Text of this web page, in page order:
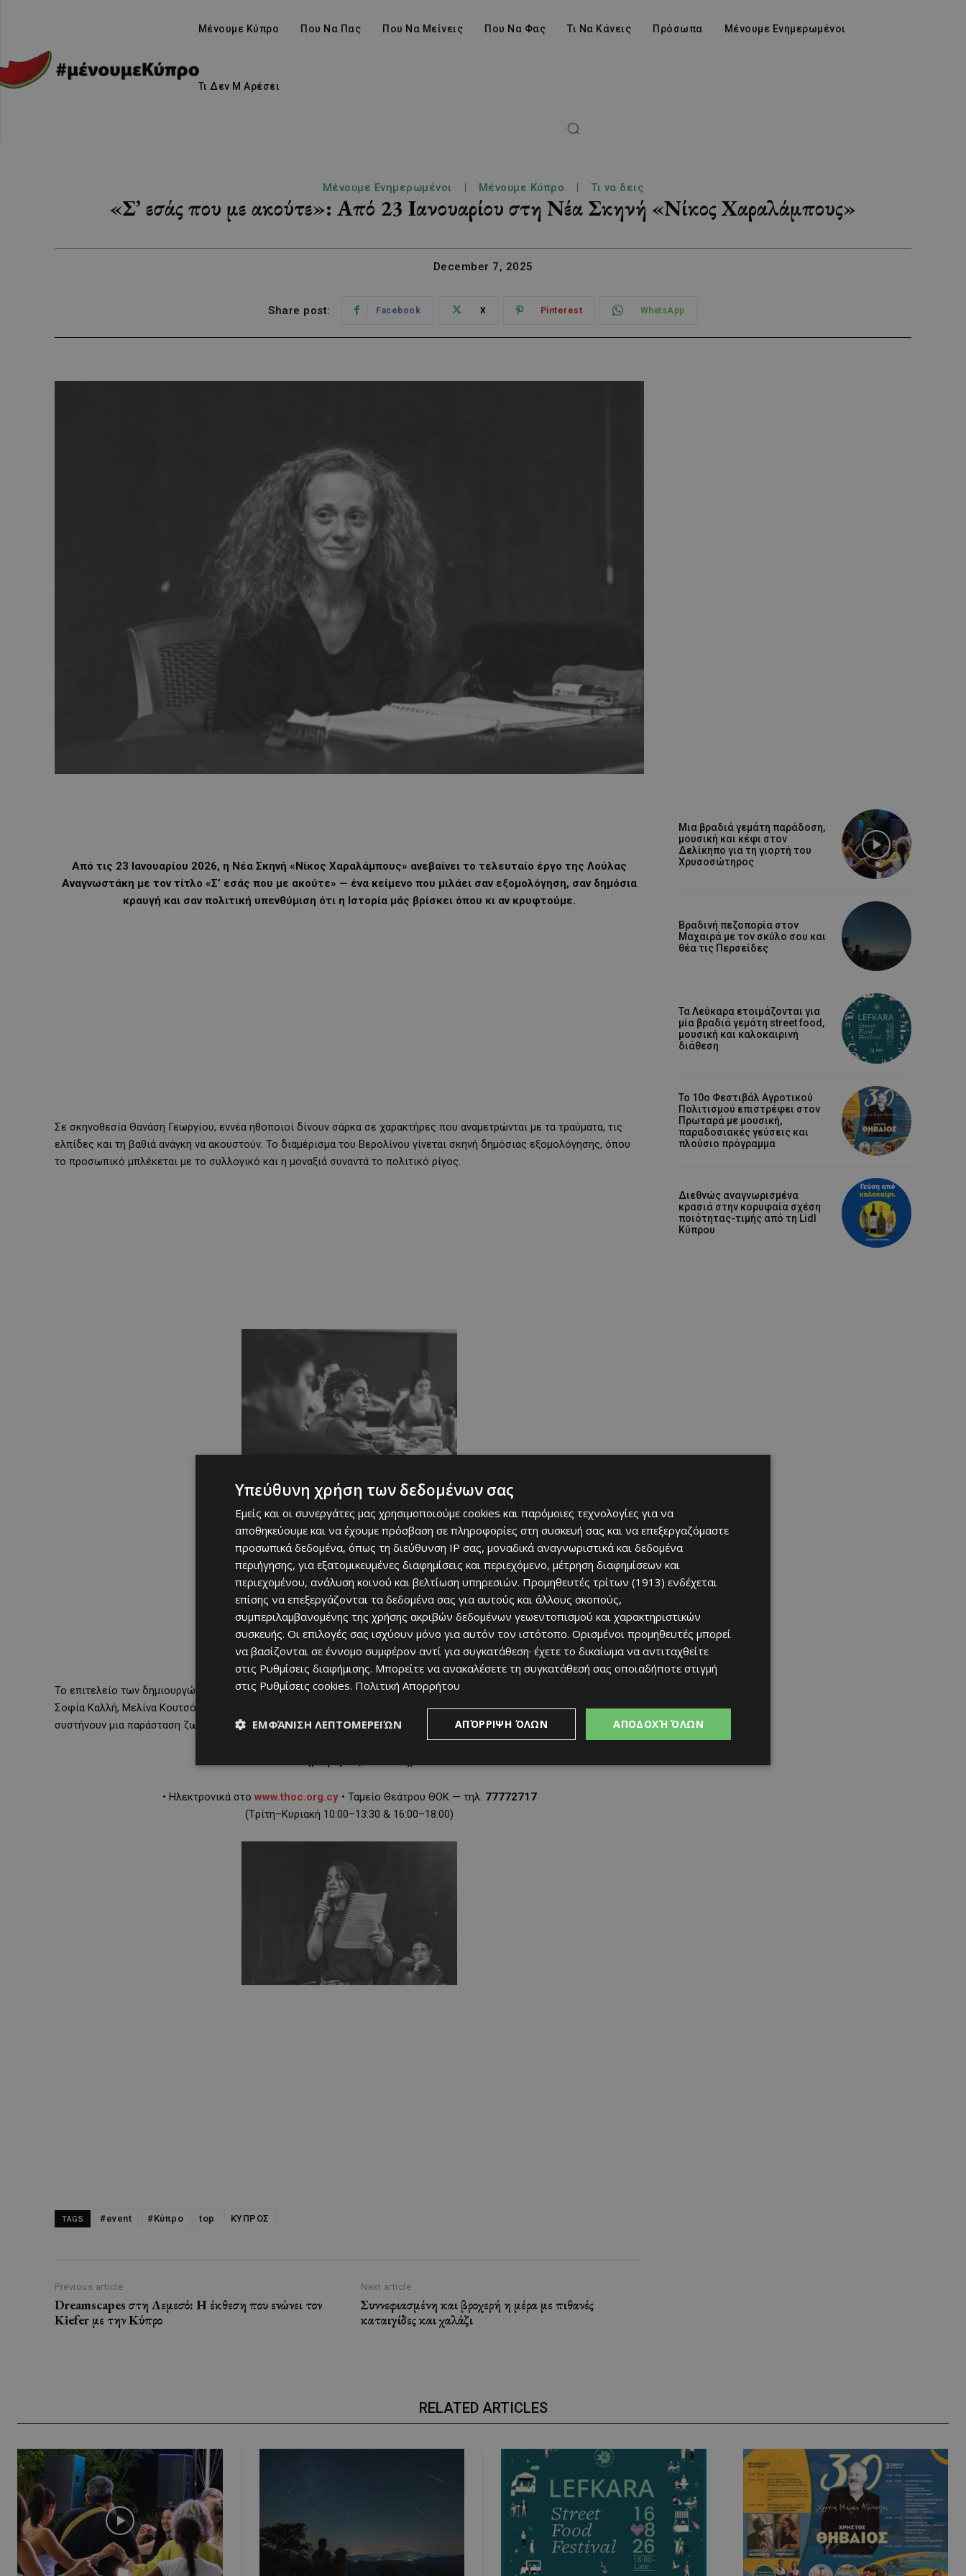
Μένουμε Κύπρο Που Να Πας Που Να Μείνεις Που Να Φας Τι Να Κάνεις Πρόσωπα Μένουμε Ενημερωμένοι
Τι Δεν Μ Αρέσει
Μένουμε Ενημερωμένοι Μένουμε Κύπρο Τι να δεις
«Σ’ εσάς που με ακούτε»: Από 23 Ιανουαρίου στη Νέα Σκηνή «Νίκος Χαραλάμπους»
December 7, 2025
Share post: Facebook X Pinterest WhatsApp
Από τις 23 Ιανουαρίου 2026, η Νέα Σκηνή «Νίκος Χαραλάμπους» ανεβαίνει το τελευταίο έργο της Λούλας
Αναγνωστάκη με τον τίτλο «Σ’ εσάς που με ακούτε» — ένα κείμενο που μιλάει σαν εξομολόγηση, σαν δημόσια
κραυγή και σαν πολιτική υπενθύμιση ότι η Ιστορία μάς βρίσκει όπου κι αν κρυφτούμε.
Σε σκηνοθεσία Θανάση Γεωργίου, εννέα ηθοποιοί δίνουν σάρκα σε χαρακτήρες που αναμετρώνται με τα τραύματα, τις
ελπίδες και τη βαθιά ανάγκη να ακουστούν. Το διαμέρισμα του Βερολίνου γίνεται σκηνή δημόσιας εξομολόγησης, όπου
το προσωπικό μπλέκεται με το συλλογικό και η μοναξιά συναντά το πολιτικό ρίγος.
Το επιτελείο των δημιουργών και ερμηνευτών — όπως οι Θανάσης Γεωργίου, Σταύρος Δημόπουλος, Φάνος Θεοφάνους,
Σοφία Καλλή, Μελίνα Κουτσόφτα, Ανδρέας Κούτσουμπας, Μαρία Κωνσταντίνου, Κρις Σπύρου και Νιόβη Χαραλάμπους —
συστήνουν μια παράσταση ζωντανή, αιχμηρή και βαθιά ανθρώπινη.
• Ηλεκτρονικά στο www.thoc.org.cy • Ταμείο Θεάτρου ΘΟΚ — τηλ. 77772717
(Tρίτη–Κυριακή 10:00–13:30 & 16:00–18:00)
TAGS #event #Κύπρο top ΚΥΠΡΟΣ
Previous article
Dreamscapes στη Λεμεσό: Η έκθεση που ενώνει τον
Kiefer με την Κύπρο
Next article
Συννεφιασμένη και βροχερή η μέρα με πιθανές
καταιγίδες και χαλάζι
Μια βραδιά γεμάτη παράδοση,
μουσική και κέφι στον
Δελίκηπο για τη γιορτή του
Χρυσοσώτηρος
Βραδινή πεζοπορία στον
Μαχαιρά με τον σκύλο σου και
θέα τις Περσείδες
Τα Λεύκαρα ετοιμάζονται για
μία βραδιά γεμάτη street food,
μουσική και καλοκαιρινή
διάθεση
Το 10ο Φεστιβάλ Αγροτικού
Πολιτισμού επιστρέφει στον
Πρωταρά με μουσική,
παραδοσιακές γεύσεις και
πλούσιο πρόγραμμα
Διεθνώς αναγνωρισμένα
κρασιά στην κορυφαία σχέση
ποιότητας-τιμής από τη Lidl
Κύπρου
RELATED ARTICLES
Υπεύθυνη χρήση των δεδομένων σας
Εμείς και οι συνεργάτες μας χρησιμοποιούμε cookies και παρόμοιες τεχνολογίες για να
αποθηκεύουμε και να έχουμε πρόσβαση σε πληροφορίες στη συσκευή σας και να επεξεργαζόμαστε
προσωπικά δεδομένα, όπως τη διεύθυνση IP σας, μοναδικά αναγνωριστικά και δεδομένα
περιήγησης, για εξατομικευμένες διαφημίσεις και περιεχόμενο, μέτρηση διαφημίσεων και
περιεχομένου, ανάλυση κοινού και βελτίωση υπηρεσιών. Προμηθευτές τρίτων (1913) ενδέχεται
επίσης να επεξεργάζονται τα δεδομένα σας για αυτούς και άλλους σκοπούς,
συμπεριλαμβανομένης της χρήσης ακριβών δεδομένων γεωεντοπισμού και χαρακτηριστικών
συσκευής. Οι επιλογές σας ισχύουν μόνο για αυτόν τον ιστότοπο. Ορισμένοι προμηθευτές μπορεί
να βασίζονται σε έννομο συμφέρον αντί για συγκατάθεση· έχετε το δικαίωμα να αντιταχθείτε
στις Ρυθμίσεις διαφήμισης. Μπορείτε να ανακαλέσετε τη συγκατάθεσή σας οποιαδήποτε στιγμή
στις Ρυθμίσεις cookies. Πολιτική Απορρήτου
ΑΠΟΔΟΧΉ ΌΛΩΝ
ΑΠΌΡΡΙΨΗ ΌΛΩΝ
ΕΜΦΆΝΙΣΗ ΛΕΠΤΟΜΕΡΕΙΏΝ